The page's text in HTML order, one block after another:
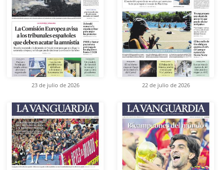
23 de julio de 2026 22 de julio de 2026